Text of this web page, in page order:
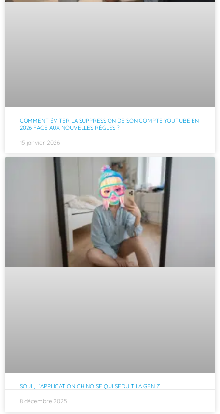
COMMENT ÉVITER LA SUPPRESSION DE SON COMPTE YOUTUBE EN
2026 FACE AUX NOUVELLES RÈGLES ?
15 janvier 2026
SOUL, L’APPLICATION CHINOISE QUI SÉDUIT LA GEN Z
8 décembre 2025